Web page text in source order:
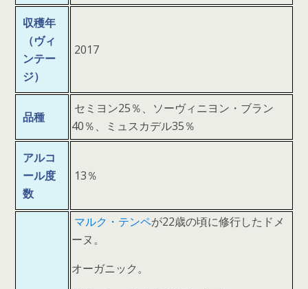
収穫年
（ヴィ
ンテー
ジ）
2017
品種
セミヨン25％、ソーヴィニヨン・ブラン
40％、ミュスカデル35％
アルコ
ール度
数
13％
マルク・テンペが22歳の頃に修行したドメ
ーヌ。
オーガニック。